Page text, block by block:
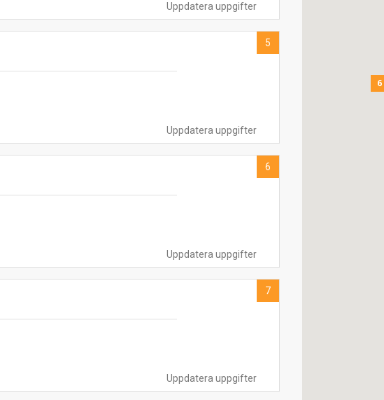
Uppdatera uppgifter
Uppdatera uppgifter
5
Uppdatera uppgifter
6
Uppdatera uppgifter
7
6